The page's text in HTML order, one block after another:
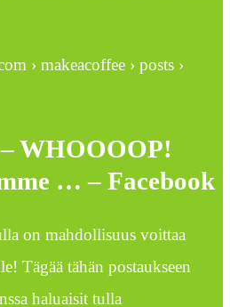
› makeacoffee › posts ›
WHOOOOP!
… – Facebook
on mahdollisuus voittaa
Tägää tähän postaukseen
haluaisit tulla